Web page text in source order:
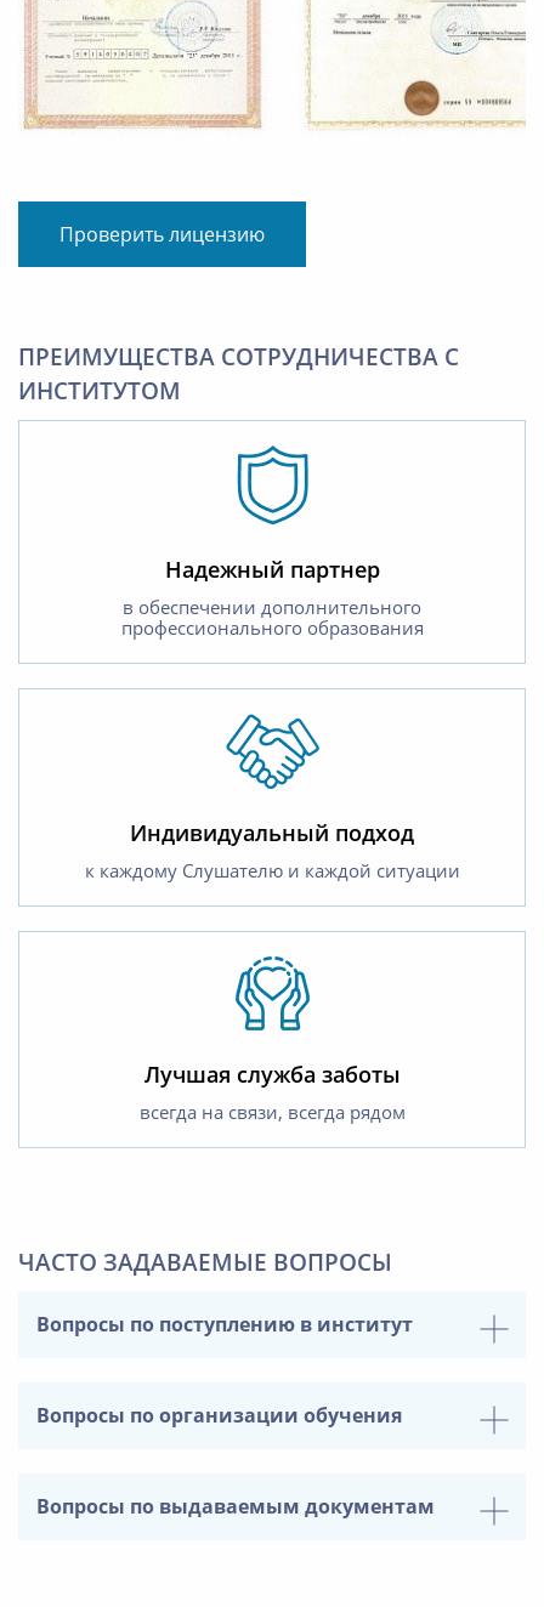
Проверить лицензию
ПРЕИМУЩЕСТВА СОТРУДНИЧЕСТВА С
ИНСТИТУТОМ
Надежный партнер
в обеспечении дополнительного
профессионального образования
Индивидуальный подход
к каждому Слушателю и каждой ситуации
Лучшая служба заботы
всегда на связи, всегда рядом
ЧАСТО ЗАДАВАЕМЫЕ ВОПРОСЫ
Вопросы по поступлению в институт
Вопросы по организации обучения
Вопросы по выдаваемым документам